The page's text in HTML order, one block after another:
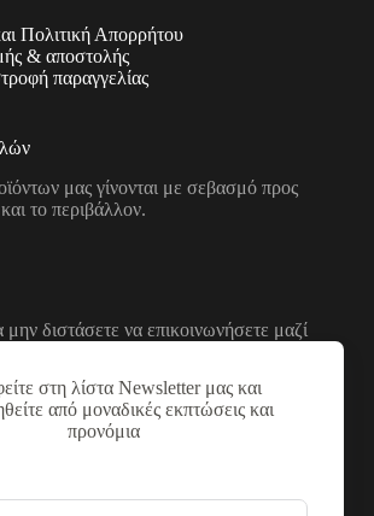
στη λίστα Newsletter μας και
από μοναδικές εκπτώσεις και
προνόμια
Πολιτική Απορρήτου
& αποστολής
παραγγελίας
μας γίνονται με σεβασμό προς
το περιβάλλον.
διστάσετε να επικοινωνήσετε μαζί
Χάσου 19, ΤΚ 53100, Φλώρινα,
503290